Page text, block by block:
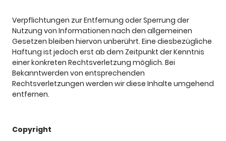
Verpflichtungen zur Entfernung oder Sperrung der
Nutzung von Informationen nach den allgemeinen
Gesetzen bleiben hiervon unberührt. Eine diesbezügliche
Haftung ist jedoch erst ab dem Zeitpunkt der Kenntnis
einer konkreten Rechtsverletzung möglich. Bei
Bekanntwerden von entsprechenden
Rechtsverletzungen werden wir diese Inhalte umgehend
entfernen.
Copyright